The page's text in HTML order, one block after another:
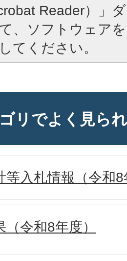
Reader）」
、ソフトウェア
てください。
リでよく見ら
等入札情報（令和
（令和8年度）